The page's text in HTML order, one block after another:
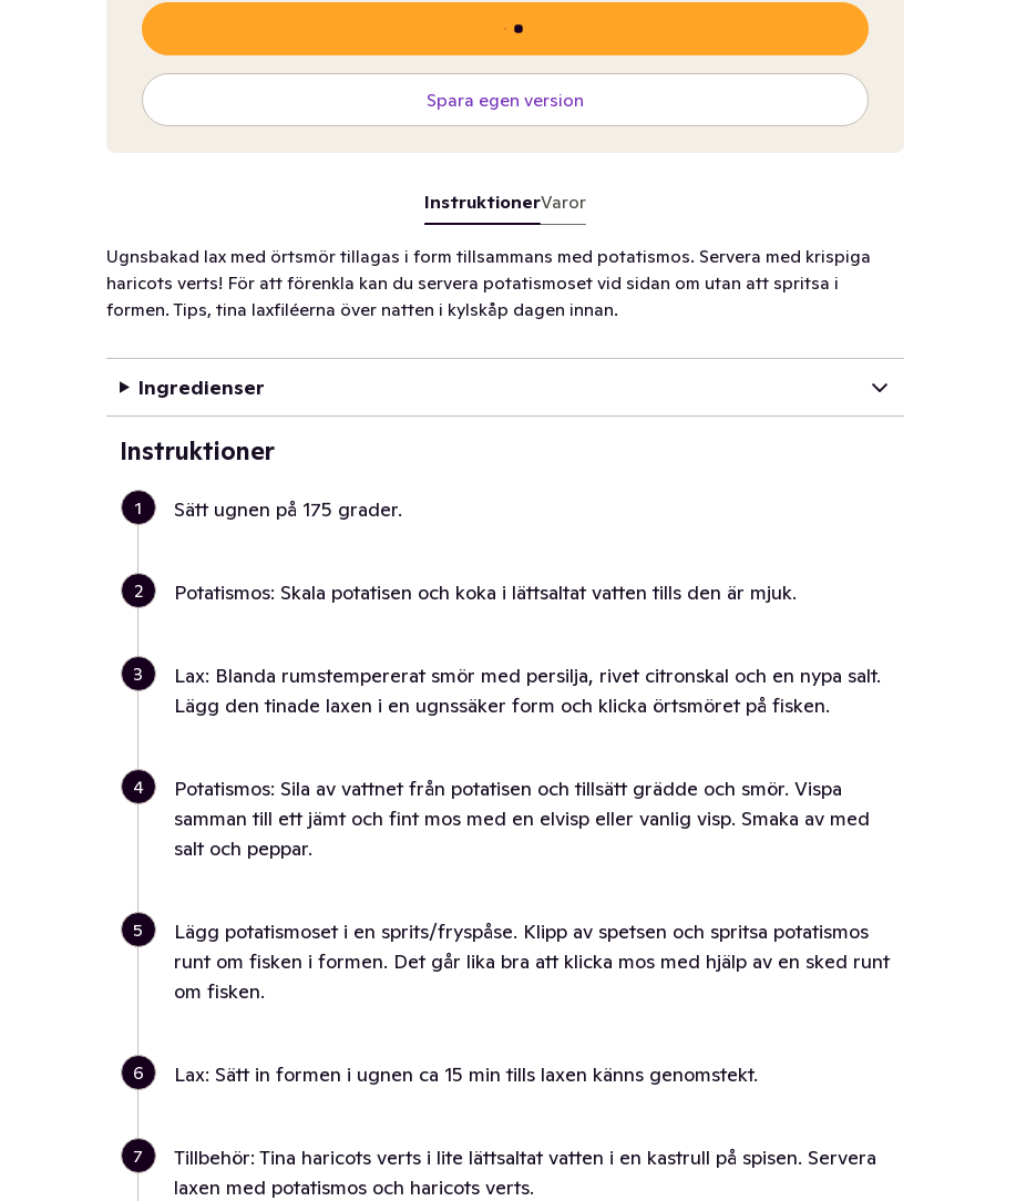
Spara egen version
InstruktionerVaror
Ugnsbakad lax med örtsmör tillagas i form tillsammans med potatismos. Servera med krispiga
haricots verts! För att förenkla kan du servera potatismoset vid sidan om utan att spritsa i
formen. Tips, tina laxfiléerna över natten i kylskåp dagen innan.
Ingredienser
Instruktioner
1 Sätt ugnen på 175 grader.
2 Potatismos: Skala potatisen och koka i lättsaltat vatten tills den är mjuk.
3
Lax: Blanda rumstempererat smör med persilja, rivet citronskal och en nypa salt.
Lägg den tinade laxen i en ugnssäker form och klicka örtsmöret på fisken.
4
Potatismos: Sila av vattnet från potatisen och tillsätt grädde och smör. Vispa
samman till ett jämt och fint mos med en elvisp eller vanlig visp. Smaka av med
salt och peppar.
5
Lägg potatismoset i en sprits/fryspåse. Klipp av spetsen och spritsa potatismos
runt om fisken i formen. Det går lika bra att klicka mos med hjälp av en sked runt
om fisken.
6 Lax: Sätt in formen i ugnen ca 15 min tills laxen känns genomstekt.
7
Tillbehör: Tina haricots verts i lite lättsaltat vatten i en kastrull på spisen. Servera
laxen med potatismos och haricots verts.